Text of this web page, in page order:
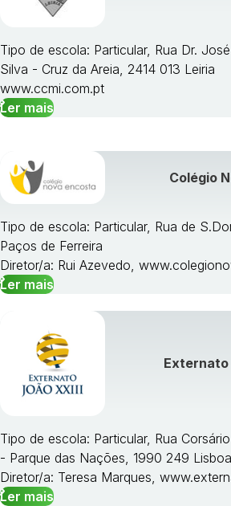
Tipo de escola: Particular, Rua Dr.
Silva - Cruz da Areia, 2414 013 Leiria
www.ccmi.com.pt
Ler mais
Colégio
Tipo de escola: Particular, Rua de
Paços de Ferreira
Diretor/a: Rui Azevedo,
Ler mais
Externato
Tipo de escola: Particular, Rua
- Parque das Nações, 1990 249 Lisboa
Diretor/a: Teresa Marques,
Ler mais